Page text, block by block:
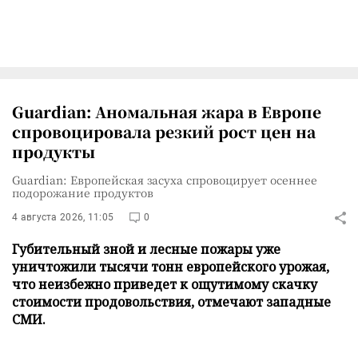
Guardian: Аномальная жара в Европе
спровоцировала резкий рост цен на
продукты
Guardian: Европейская засуха спровоцирует осеннее
подорожание продуктов
4 августа 2026, 11:05 0
Губительный зной и лесные пожары уже
уничтожили тысячи тонн европейского урожая,
что неизбежно приведет к ощутимому скачку
стоимости продовольствия, отмечают западные
СМИ.